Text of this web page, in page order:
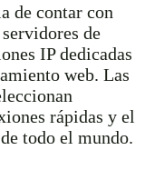
de contar con
de
IP dedicadas
web. Las
rápidas y el
todo el mundo.